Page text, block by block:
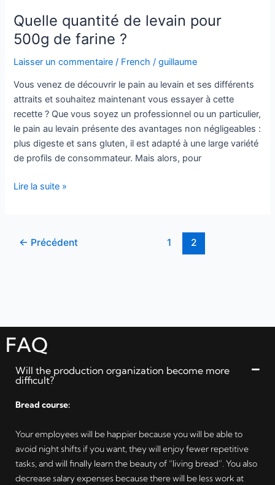
Quelle quantité de levain pour
500g de farine ?
Laisser un commentaire / French /guillaume
Vous venez de découvrir le pain au levain et ses différents
attraits et souhaitez maintenant vous essayer à cette
recette ? Que vous soyez un professionnel ou un particulier,
le pain au levain présente des avantages non négligeables :
plus digeste et sans gluten, il est adapté à une large variété
de profils de consommateur. Mais alors, pour
Lire la suite »
← Précédent 1 2
FAQ
Will the production organization become more
difficult?
Bread course:
Your employees will be happier because you will be able to
avoid night shifts if you want, they will enjoy fewer repetitive
tasks, and will finally learn the beauty of “living bread”. You also
decrease salary expenses because there will be less work at